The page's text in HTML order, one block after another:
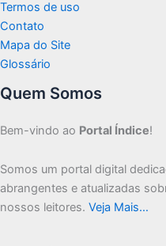
Termos de uso
Contato
Mapa do Site
Glossário
Quem Somos
Bem-vindo ao Portal Índice!
Somos um portal digital
abrangentes e atualizadas
nossos leitores. Veja Mais…